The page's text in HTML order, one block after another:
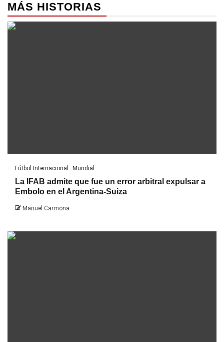
MÁS HISTORIAS
Fútbol Internacional Mundial
La IFAB admite que fue un error arbitral expulsar a
Embolo en el Argentina-Suiza
Manuel Carmona